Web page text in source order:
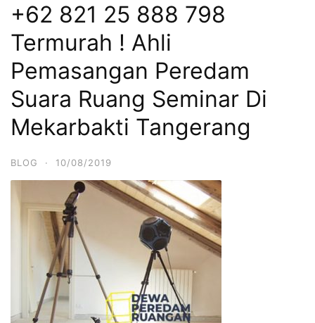
+62 821 25 888 798
Termurah ! Ahli
Pemasangan Peredam
Suara Ruang Seminar Di
Mekarbakti Tangerang
BLOG · 10/08/2019